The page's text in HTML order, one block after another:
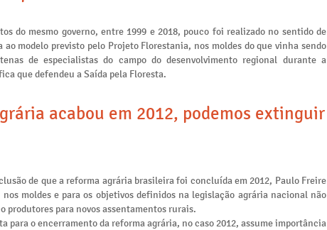
do mesmo governo, entre 1999 e 2018, pouco foi realizado no sentido de
ao modelo previsto pelo Projeto Florestania, nos moldes do que vinha sendo
de especialistas do campo do desenvolvimento regional durante a
que defendeu a Saída pela Floresta.
acabou em 2012, podemos extinguir
de que a reforma agrária brasileira foi concluída em 2012, Paulo Freire
moldes e para os objetivos definidos na legislação agrária nacional não
produtores para novos assentamentos rurais.
para o encerramento da reforma agrária, no caso 2012, assume importância